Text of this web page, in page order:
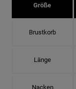
Größe
Brustkorb
Länge
Nacken